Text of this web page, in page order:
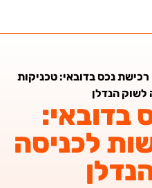
רכישת נכס בדובאי: טכניקות
הנדלן
בדובאי:
לכניסה